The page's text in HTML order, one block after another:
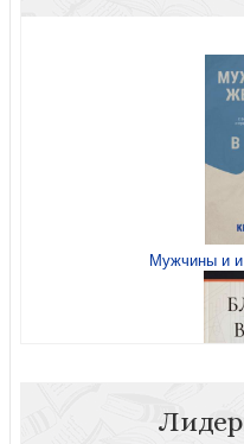
Страшно занят:
Мужчины и
Мужчины и